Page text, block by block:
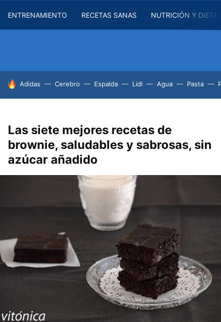
ENTRENAMIENTO RECETAS SANAS NUTRICIÓN Y
HOY SE HABLA DE
Adidas Cerebro Espalda Lidl Agua Pasta
Las siete mejores recetas de
brownie, saludables y sabrosas, sin
azúcar añadido